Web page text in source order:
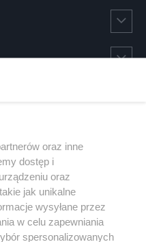
oraz inne
dostęp i
oraz
jak unikalne
wysyłane przez
w celu zapewniania
spersonalizowanych